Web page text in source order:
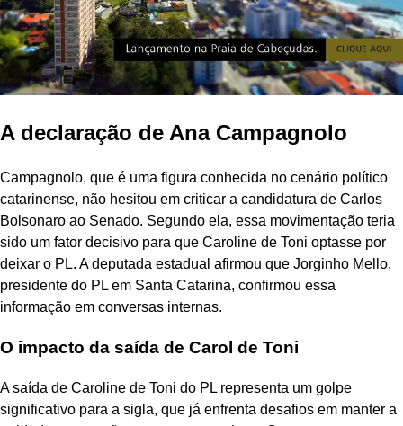
A declaração de Ana Campagnolo
Campagnolo, que é uma figura conhecida no cenário político
catarinense, não hesitou em criticar a candidatura de Carlos
Bolsonaro ao Senado. Segundo ela, essa movimentação teria
sido um fator decisivo para que Caroline de Toni optasse por
deixar o PL. A deputada estadual afirmou que Jorginho Mello,
presidente do PL em Santa Catarina, confirmou essa
informação em conversas internas.
O impacto da saída de Carol de Toni
A saída de Caroline de Toni do PL representa um golpe
significativo para a sigla, que já enfrenta desafios em manter a